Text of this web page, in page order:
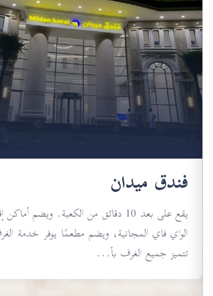
فندق ميدان
يقع على بعد 10 دقائق من الكعبة. ويضم أماكن
الواي فاي المجانية، ويضم مطعمًا يوفر خدمة الغرف
تتميز جميع الغرف بأ...